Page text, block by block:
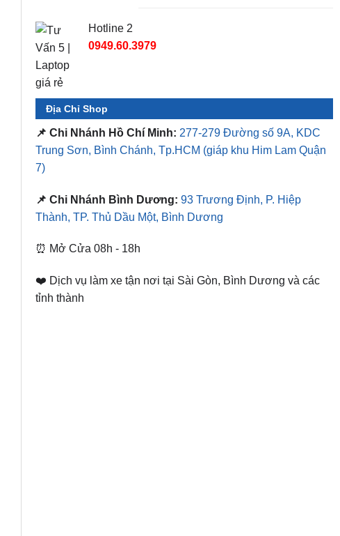
Hotline 2
0949.60.3979
Địa Chỉ Shop
📌 Chi Nhánh Hồ Chí Minh: 277-279 Đường số 9A, KDC
Trung Sơn, Bình Chánh, Tp.HCM (giáp khu Him Lam Quận
7)
📌 Chi Nhánh Bình Dương: 93 Trương Định, P. Hiệp
Thành, TP. Thủ Dầu Một, Bình Dương
⏰ Mở Cửa 08h - 18h
❤️ Dịch vụ làm xe tận nơi tại Sài Gòn, Bình Dương và các
tỉnh thành